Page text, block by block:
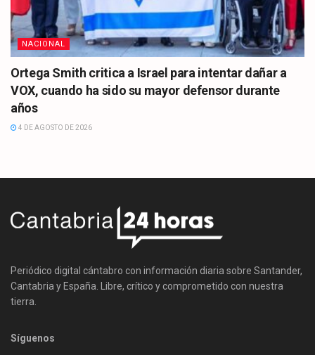
NACIONAL
Ortega Smith critica a Israel para intentar dañar a
VOX, cuando ha sido su mayor defensor durante
años
4 DE AGOSTO DE 2026
Periódico digital cántabro con información diaria sobre Santander,
Cantabria y España. Libre, crítico y comprometido con nuestra
tierra.
Síguenos